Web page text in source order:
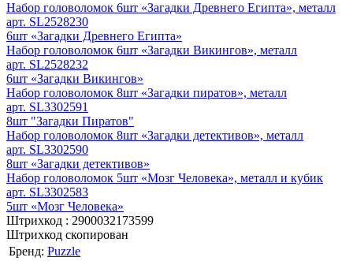
Набор головоломок 6шт «Загадки Древнего Египта», металл
арт. SL2528230
6шт «Загадки Древнего Египта»
Набор головоломок 6шт «Загадки Викингов», металл
арт. SL2528232
6шт «Загадки Викингов»
Набор головоломок 8шт «Загадки пиратов», металл
арт. SL3302591
8шт "Загадки Пиратов"
Набор головоломок 8шт «Загадки детективов», металл
арт. SL3302590
8шт «Загадки детективов»
Набор головоломок 5шт «Мозг Человека», металл и кубик
арт. SL3302583
5шт «Мозг Человека»
Штрихкод : 2900032173599
Штрихкод скопирован
Бренд: Puzzle